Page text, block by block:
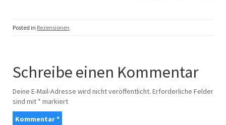
Posted in Rezensionen
Schreibe einen Kommentar
Deine E-Mail-Adresse wird nicht veröffentlicht. Erforderliche Felder
sind mit * markiert
Kommentar*